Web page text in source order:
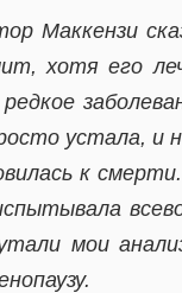
Маккензи
хотя его
устала, и
к
мои